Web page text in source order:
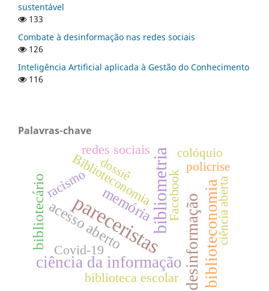
sustentável
133
Combate à desinformação nas redes sociais
126
Inteligência Artificial aplicada à Gestão do Conhecimento
116
Palavras-chave
pareceristas
bibliometria
ciência da informação desinformaçãobiblioteconomia
acesso aberto
bibliotecário memória
Biblioteconomia Facebook
racismo
biblioteca escolar
redes sociais
Covid-19
dossiê policrise
colóquio
ciência aberta